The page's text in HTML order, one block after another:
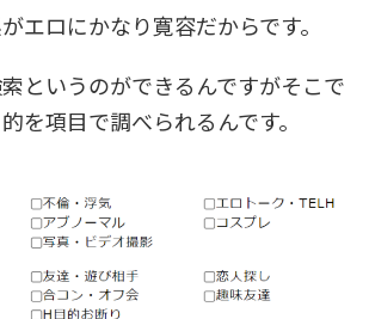
エロにかなり寛容だからです。
というのができるんですがそこで
を項目で調べられるんです。